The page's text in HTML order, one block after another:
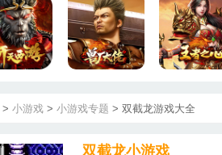
> 小游戏 > 小游戏专题 > 双截龙游戏大全
双截龙小游戏